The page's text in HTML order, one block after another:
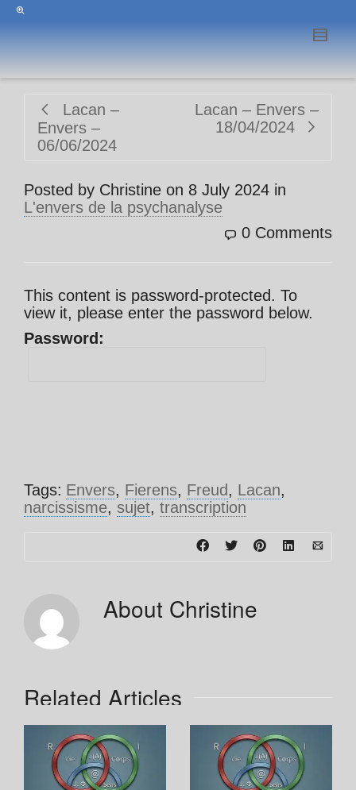
Lacan –
Envers –
06/06/2024
Lacan – Envers –
18/04/2024
Posted by Christine on 8 July 2024 in
L'envers de la psychanalyse
0 Comments
This content is password-protected. To
view it, please enter the password below.
Password:
Tags: Envers, Fierens, Freud, Lacan,
narcissisme, sujet, transcription
About Christine
Related Articles